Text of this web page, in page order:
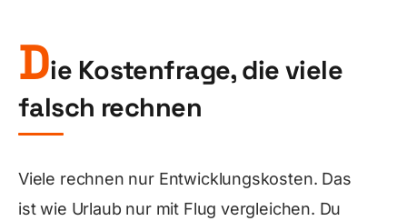
Die Kostenfrage, die viele
falsch rechnen
Viele rechnen nur Entwicklungskosten. Das
ist wie Urlaub nur mit Flug vergleichen. Du